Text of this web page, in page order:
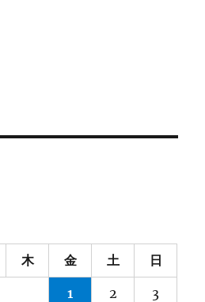
木 金 土 日
1 2 3